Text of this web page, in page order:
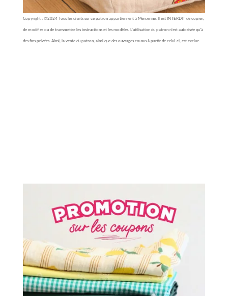
Copyright : ©2024 Tous les droits sur ce patron appartiennent à Mercerine. Il est INTERDIT de copier,
de modifier ou de transmettre les instructions et les modèles. L’utilisation du patron n’est autorisée qu’à
des fins privées. Ainsi, la vente du patron, ainsi que des ouvrages cousus à partir de celui-ci, est exclue.